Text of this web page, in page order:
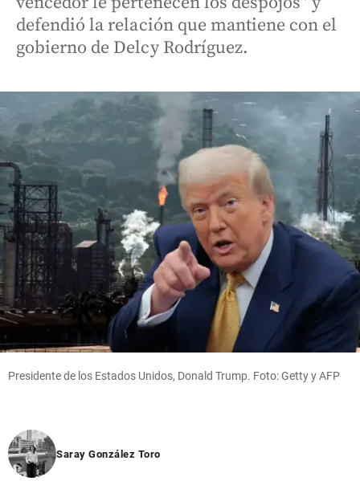
defendió la relación que mantiene con el
gobierno de Delcy Rodríguez.
Presidente de los Estados Unidos, Donald Trump. Foto: Getty y AFP
Saray González Toro